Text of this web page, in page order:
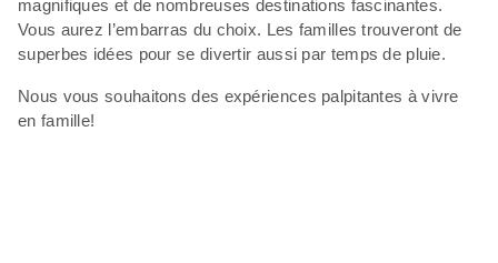
magnifiques et de nombreuses destinations fascinantes.
Vous aurez l’embarras du choix. Les familles trouveront de
superbes idées pour se divertir aussi par temps de pluie.
Nous vous souhaitons des expériences palpitantes à vivre
en famille!